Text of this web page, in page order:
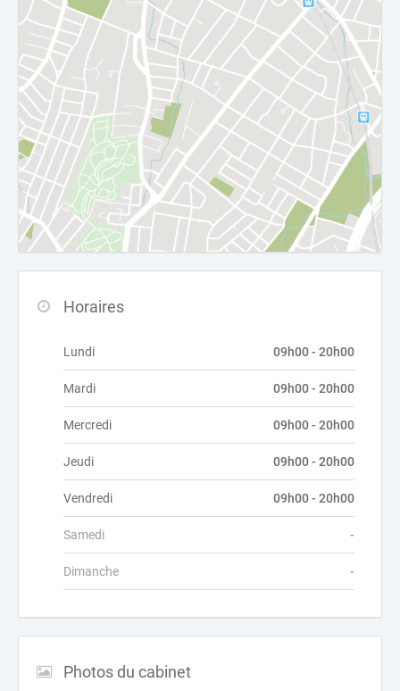
Horaires
Lundi 09h00 - 20h00
Mardi 09h00 - 20h00
Mercredi 09h00 - 20h00
Jeudi 09h00 - 20h00
Vendredi 09h00 - 20h00
Samedi -
Dimanche -
Photos du cabinet